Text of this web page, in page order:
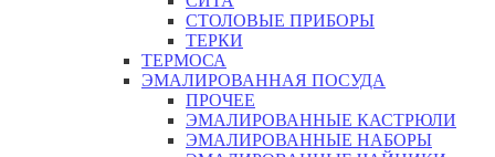
СТОЛОВЫЕ ПРИБОРЫ
ТЕРКИ
ТЕРМОСА
ЭМАЛИРОВАННАЯ ПОСУДА
ПРОЧЕЕ
ЭМАЛИРОВАННЫЕ КАСТРЮЛИ
ЭМАЛИРОВАННЫЕ НАБОРЫ